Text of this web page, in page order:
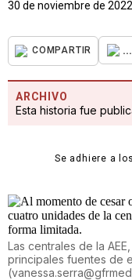
30 de noviembre de
COMPARTIR ...
ARCHIVO
Esta historia fue
Se adhiere a
Las centrales de la
principales fuentes de
(